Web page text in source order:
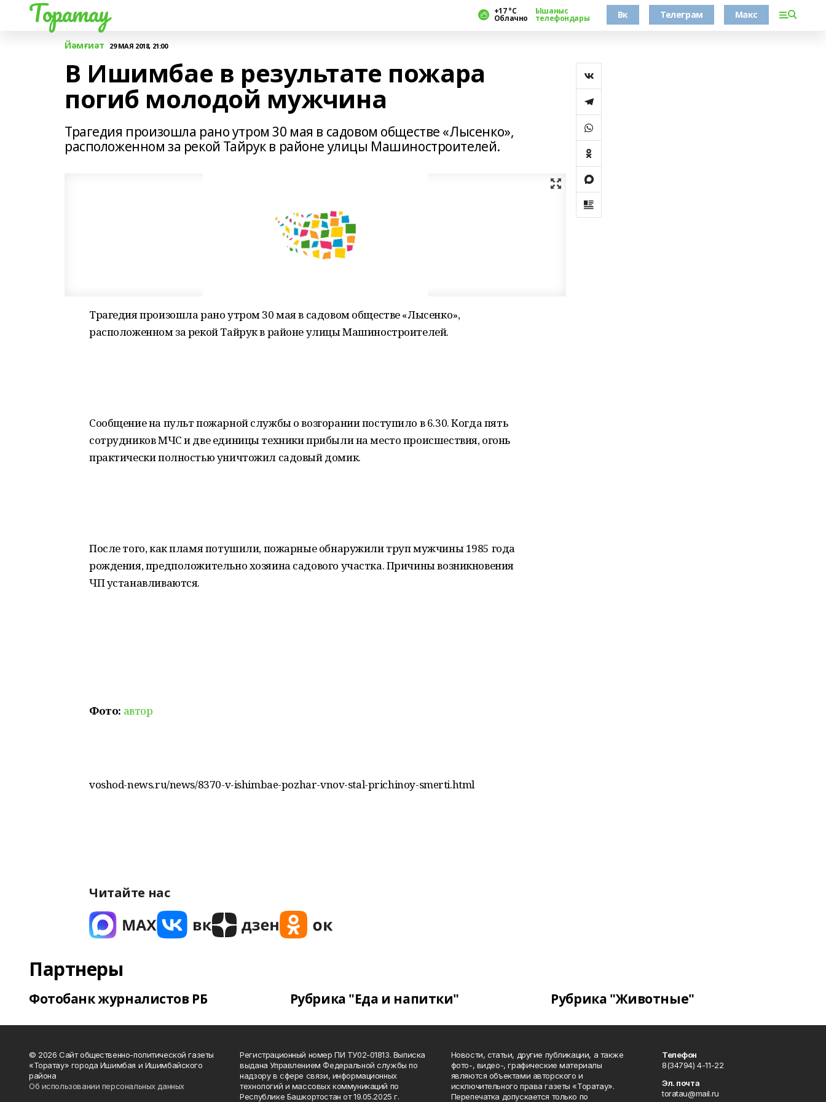
Торатау +17 °С
Облачно
Ышаныс
телефондары Вк Телеграм Макс
Йәмғиәт 29 МАЯ 2018, 21:00
В Ишимбае в результате пожара
погиб молодой мужчина
Трагедия произошла рано утром 30 мая в садовом обществе «Лысенко»,
расположенном за рекой Тайрук в районе улицы Машиностроителей.
Трагедия произошла рано утром 30 мая в садовом обществе «Лысенко»,
расположенном за рекой Тайрук в районе улицы Машиностроителей.
Сообщение на пульт пожарной службы о возгорании поступило в 6.30. Когда пять
сотрудников МЧС и две единицы техники прибыли на место происшествия, огонь
практически полностью уничтожил садовый домик.
После того, как пламя потушили, пожарные обнаружили труп мужчины 1985 года
рождения, предположительно хозяина садового участка. Причины возникновения
ЧП устанавливаются.
Фото: автор
voshod-news.ru/news/8370-v-ishimbae-pozhar-vnov-stal-prichinoy-smerti.html
Читайте нас
Партнеры
Фотобанк журналистов РБ Рубрика "Еда и напитки" Рубрика "Животные"
© 2026 Сайт общественно-политической газеты
«Торатау» города Ишимбая и Ишимбайского
района
Об использовании персональных данных
Регистрационный номер ПИ ТУ02-01813. Выписка
выдана Управлением Федеральной службы по
надзору в сфере связи, информационных
технологий и массовых коммуникаций по
Республике Башкортостан от 19.05.2025 г.
Новости, статьи, другие публикации, а также
фото-, видео-, графические материалы
являются объектами авторского и
исключительного права газеты «Торатау».
Перепечатка допускается только по
Телефон
8(34794) 4-11-22
Эл. почта
toratau@mail.ru